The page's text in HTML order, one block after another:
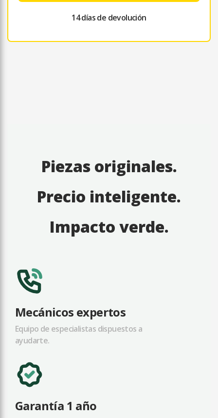
14 días de devolución
Piezas originales.
Precio inteligente.
Impacto verde.
Mecánicos expertos
Equipo de especialistas dispuestos a
ayudarte.
Garantía 1 año